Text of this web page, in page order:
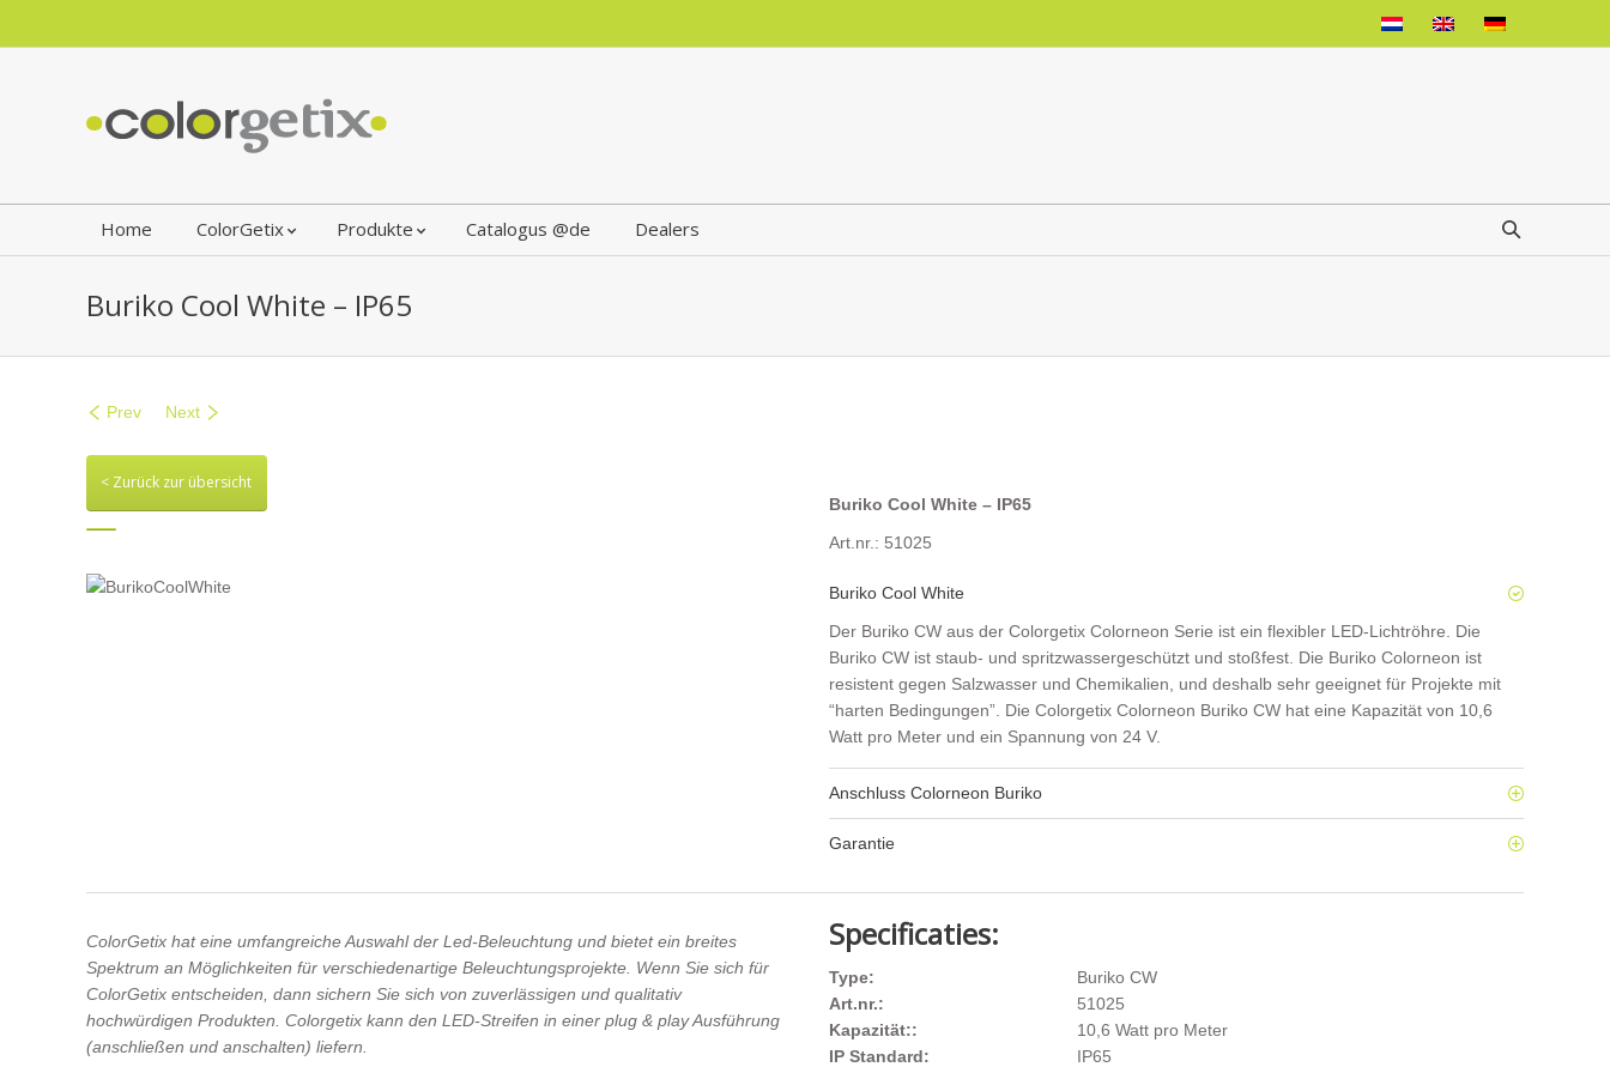
Home ColorGetix Produkte Catalogus @de Dealers
Buriko Cool White – IP65
Prev Next
< Zurück zur übersicht
Buriko Cool White – IP65
Art.nr.: 51025
Buriko Cool White
Der Buriko CW aus der Colorgetix Colorneon Serie ist ein flexibler LED-Lichtröhre. Die
Buriko CW ist staub- und spritzwassergeschützt und stoßfest. Die Buriko Colorneon ist
resistent gegen Salzwasser und Chemikalien, und deshalb sehr geeignet für Projekte mit
“harten Bedingungen”. Die Colorgetix Colorneon Buriko CW hat eine Kapazität von 10,6
Watt pro Meter und ein Spannung von 24 V.
Anschluss Colorneon Buriko
Garantie
ColorGetix hat eine umfangreiche Auswahl der Led-Beleuchtung und bietet ein breites
Spektrum an Möglichkeiten für verschiedenartige Beleuchtungsprojekte. Wenn Sie sich für
ColorGetix entscheiden, dann sichern Sie sich von zuverlässigen und qualitativ
hochwürdigen Produkten. Colorgetix kann den LED-Streifen in einer plug & play Ausführung
(anschließen und anschalten) liefern.
Specificaties:
Type:
Art.nr.:
Kapazität::
IP Standard:
Buriko CW
51025
10,6 Watt pro Meter
IP65